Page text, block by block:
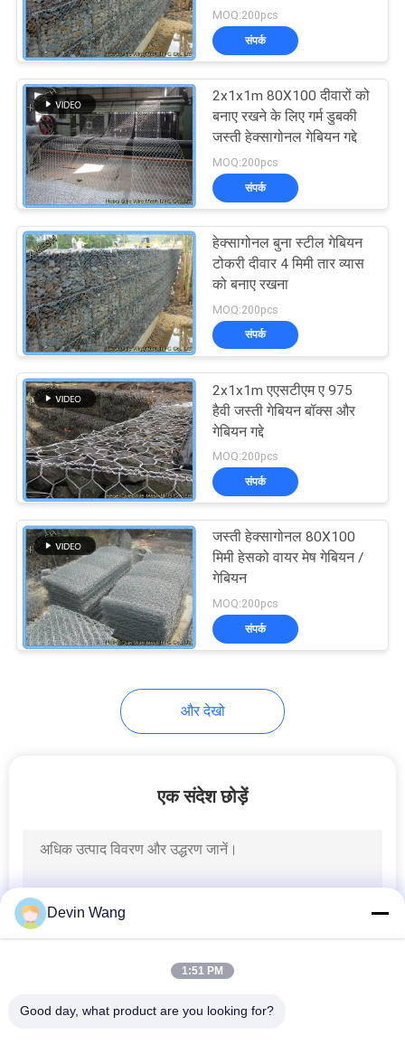
MOQ:200pcs
संपर्क
2x1x1m 80X100 दीवारों को
बनाए रखने के लिए गर्म डुबकी
जस्ती हेक्सागोनल गेबियन गद्दे
MOQ:200pcs
संपर्क
हेक्सागोनल बुना स्टील गेबियन
टोकरी दीवार 4 मिमी तार व्यास
को बनाए रखना
MOQ:200pcs
संपर्क
2x1x1m एएसटीएम ए 975
हैवी जस्ती गेबियन बॉक्स और
गेबियन गद्दे
MOQ:200pcs
संपर्क
जस्ती हेक्सागोनल 80X100
मिमी हेसको वायर मेष गेबियन /
गेबियन
MOQ:200pcs
संपर्क
और देखो
एक संदेश छोड़ें
Devin Wang
1:51 PM
Good day, what product are you looking for?